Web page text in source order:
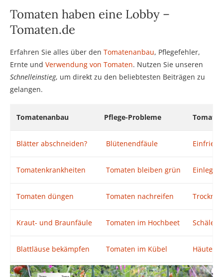
Tomaten haben eine Lobby –
Tomaten.de
Erfahren Sie alles über den Tomatenanbau, Pflegefehler,
Ernte und Verwendung von Tomaten. Nutzen Sie unseren
Schnelleinstieg, um direkt zu den beliebtesten Beiträgen zu
gelangen.
Tomatenanbau Pflege-Probleme
Blätter abschneiden? Blütenendfäule
Tomatenkrankheiten Tomaten bleiben grün Einlegen
Tomaten düngen Tomaten nachreifen Trocknen
Kraut- und Braunfäule Tomaten im Hochbeet Schälen
Blattläuse bekämpfen Tomaten im Kübel Häuten